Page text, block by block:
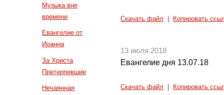
Музыка вне
времени
Евангелие от
Иоанна
За Христа
Претерпевшие
Нечаянная
Скачать файл Копировать
13 июля 2018
Евангелие дня 13.07.18
Скачать файл Копировать